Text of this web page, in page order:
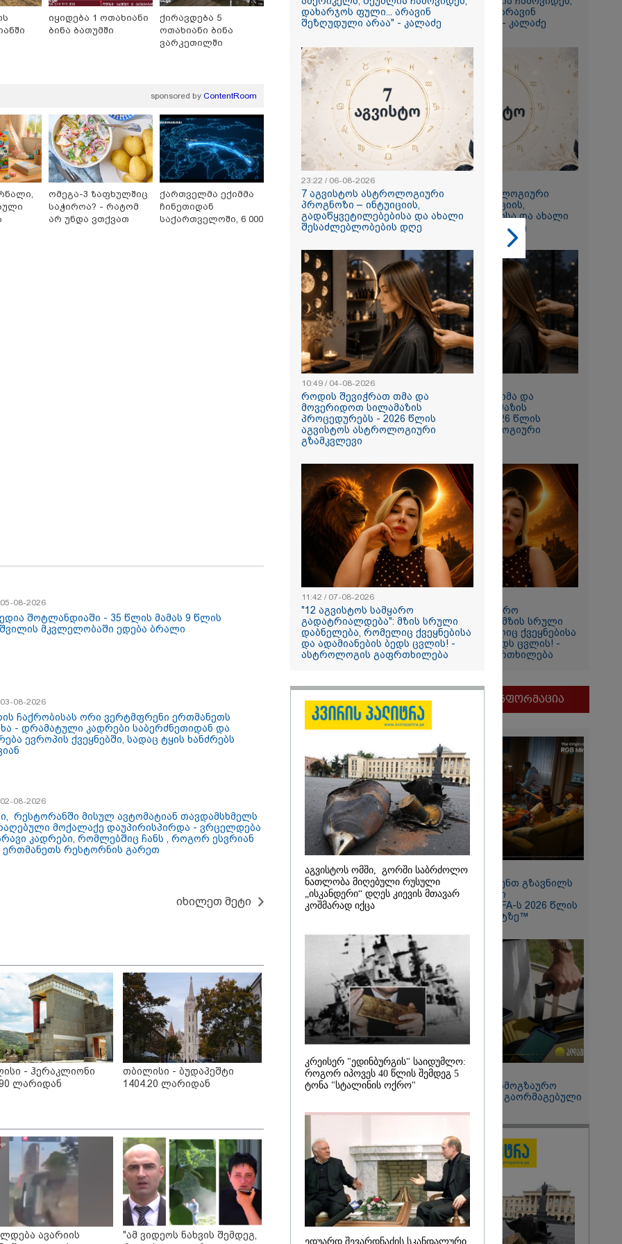
ტოლფასი" -
ნანუკა
09:33 / 05-08-2026
"მამის მიერ ცოტნესთვის
დატოვებულ სახლში
თვითნებურად ცხოვრობს
ადამიანი, რომელიც
ზვიადის ანდერძში ერთი
სიტყვითაც კი არ არის
მოხსენიებული" - ანა
ჯაბაური
08-2026
უწყლოდ და
გაატარეს, მათ
მეზღვაური
36 მიგრანტი,
ორსული
12:20 / 04-08-2026
"როცა კანონიკიდან
გამომდინარე,
მართებულად მიგვაჩნია,
რომ ადამიანის გასვენება
ტაძრიდან არ მოხდეს, ეს
მგლოვიარეს ისეთი
სიყვარულითა უნდა
არ დაიბადოს" - დედა
"- გათა***ბულო, წადი და
დაწერე განცხადება თუ
დანაშაულს ჩავდივარ...-
მემუქრები?" -
სოციალურ ქსელში
სკანდალური კადრები
ვრცელდება
"საქართველოსთვის
თქვენზე ნაკლები
მებრძოლის დედა
ვატირე!" - რას ამბობს
გიორგი ბარამიძე
განცხადების შემდეგ
08-2026
აზრით, ენამ
აზრს და არ
კარგი, თუმცა თუ
13:42 / 07-08-2026
"საქართველო მშვიდი
ქვეყანაა,
სტუმართმოყვარე ხალხი
ვართ და ყველას
შეუძლია ჩამოვიდეს,
არავინ შეზღუდული
არაა" - კახა კალაძე
ამერიკელს,
ჩამოვიდეს,
ფული... არავინ
არაა" -
"აშშ კვლავაც ღრმად
შეშფოთებულია რუსეთის
მიერ საქართველოს
ტერიტორიის
განგრძობადი
ოკუპაციით" - აშშ-ის
საელჩო
კატეგორიის ყველა სიახლე
მდებარე
40-50%-
გაუქმებებს იღებენ,
დიდი
წავალთ -
„ფასები 2-3 წელში
გაორმაგდება“ -
ლოკაციები თბილისის
შემოგარენში, სადაც
შესაძლოა, მიწები
დახარჯოს ფული... არავინ
შეზღუდული არაა" - კალაძე
7 აგვისტოს ასტროლოგიური
პროგნოზი – ინტუიციის,
გადაწყვეტილებებისა და ახალი
შესაძლებლობების დღე
როდის შევიჭრათ თმა და
მოვერიდოთ სილამაზის
პროცედურებს - 2026 წლის
აგვისტოს ასტროლოგიური
"12 აგვისტოს სამყარო
გადატრიალდება": მზის სრული
დაბნელება, რომელიც ქვეყნებისა
და ადამიანების ბედს ცვლის! -
ასტროლოგის გაფრთხილება
მნიშვნელოვანი ინფორმაცია
11:13 / 05-08-2026
Hisense წარმოგიდგენთ გზავნილს
"ინოვაციები უკეთესი
ცხოვრებისათვის" FIFA-ს 2026 წლის
მსოფლიო ჩემპიონატზე™
15:49 / 06-08-2026
შეიძინე ალდაგის სამოგზაურო
დაზღვევა და მიიღე გაორმაგებული
იყიდება 1 ოთახიანი
ბინა ბათუმში
ქირავდება 5
ოთახიანი ბინა
ვარკეთილში
sponsored by ContentRoom
ომეგა-3 ზაფხულშიც
საჭიროა? - რატომ
არ უნდა ვთქვათ
ქართველმა ექიმმა
ჩინეთიდან
საქართველოში, 6 000
08-2026
შოტლანდიაში - 35 წლის მამას 9 წლის
მკვლელობაში ედება ბრალი
08-2026
ჩაქრობისას ორი ვერტმფრენი ერთმანეთს
- დრამატული კადრები საბერძნეთიდან და
ევროპის ქვეყნებში, სადაც ტყის ხანძრებს
08-2026
რესტორანში მისულ ავტომატიან თავდამსხმელს
მოქალაქე დაუპირისპირდა - ვრცელდება
კადრები, რომლებშიც ჩანს , როგორ ესვრიან
ერთმანეთს რესტორნის გარეთ
იხილეთ მეტი
- ჰერაკლიონი
ლარიდან
თბილისი - ბუდაპეშტი
1404.20 ლარიდან
ავარიის
"ამ ვიდეოს ნახვის შემდეგ,
დახარჯოს ფული... არავინ
შეზღუდული არაა" - კალაძე
23:22 / 06-08-2026
7 აგვისტოს ასტროლოგიური
პროგნოზი – ინტუიციის,
გადაწყვეტილებებისა და ახალი
შესაძლებლობების დღე
10:49 / 04-08-2026
როდის შევიჭრათ თმა და
მოვერიდოთ სილამაზის
პროცედურებს - 2026 წლის
აგვისტოს ასტროლოგიური
გზამკვლევი
11:42 / 07-08-2026
"12 აგვისტოს სამყარო
გადატრიალდება": მზის სრული
დაბნელება, რომელიც ქვეყნებისა
და ადამიანების ბედს ცვლის! -
ასტროლოგის გაფრთხილება
აგვისტოს ომში, გორში საბრძოლო
ნათლობა მიღებული რუსული
„ისკანდერი“ დღეს კიევის მთავარ
კოშმარად იქცა
კრეისერ "ედინბურგის" საიდუმლო:
როგორ იპოვეს 40 წლის შემდეგ 5
ტონა "სტალინის ოქრო"
ედუარდ შევარდნაძის სკანდალური